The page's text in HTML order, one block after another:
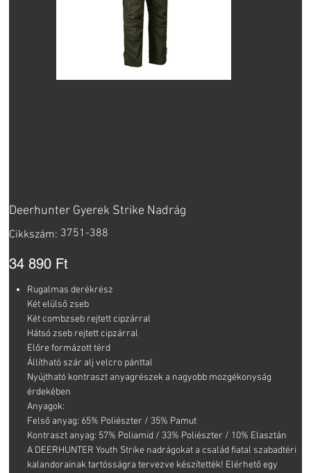
Deerhunter Gyerek Strike Nadrág
Cikkszám: Cikkszám:
3751-
3751-388
Ár
34 890 Ft
Rugalmas derékrész
Két elülső zseb
Két combzseb rejtett cipzárral
Hátsó zseb rejtett cipzárral
Előre formázott térd
Állítható szár alj velcro pánttal
Nyújtható kontraszt anyagrészek a nagyobb mozgékonyság
érdekében
Anyagok:
Felső anyag: 65% Poliészter / 35% Pamut
Kontraszt anyag: 57% Poliamid / 33% Poliészter / 10% Elasztán
A DEERHUNTER Youth Strike nadrágokat a család fiatal szabadtéri
kalandorainak tartósságra tervezve készítették! Elérhető egy